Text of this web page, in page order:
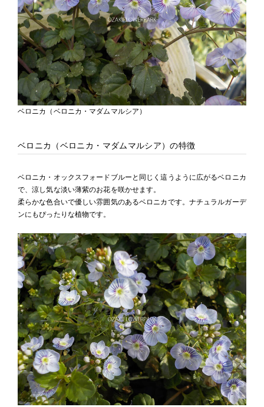
ベロニカ（ベロニカ・マダムマルシア）
ベロニカ（ベロニカ・マダムマルシア）の特徴
ベロニカ・オックスフォードブルーと同じく這うように広がるベロニカ
で、涼し気な淡い薄紫のお花を咲かせます。
柔らかな色合いで優しい雰囲気のあるベロニカです。ナチュラルガーデ
ンにもぴったりな植物です。